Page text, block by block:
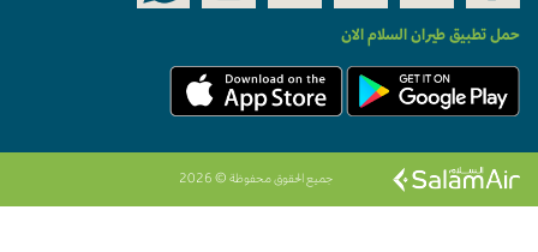
حمل تطبيق طيران السلام الان
جميع الحقوق محفوظة © 2026